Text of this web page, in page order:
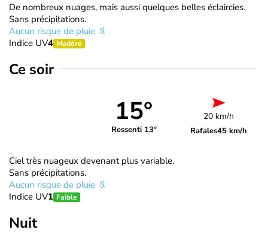
De nombreux nuages, mais aussi quelques belles éclaircies.
Sans précipitations.
Aucun risque de pluie
Indice UV4 Modéré
Ce soir
15°
Ressenti 13°
20 km/h
Rafales45 km/h
Ciel très nuageux devenant plus variable.
Sans précipitations.
Aucun risque de pluie
Indice UV1 Faible
Nuit